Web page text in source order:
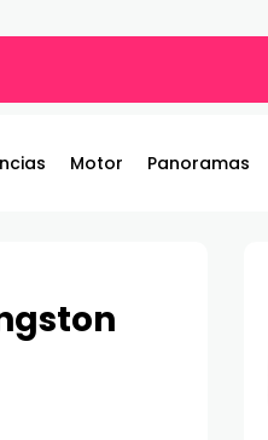
Motor Panoramas